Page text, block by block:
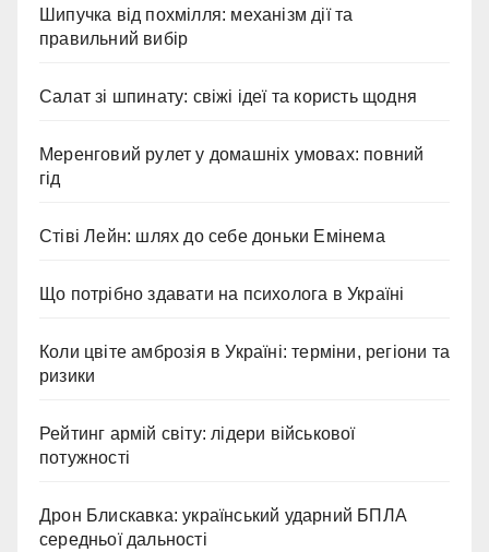
Шипучка від похмілля: механізм дії та
правильний вибір
Салат зі шпинату: свіжі ідеї та користь щодня
Меренговий рулет у домашніх умовах: повний
гід
Стіві Лейн: шлях до себе доньки Емінема
Що потрібно здавати на психолога в Україні
Коли цвіте амброзія в Україні: терміни, регіони та
ризики
Рейтинг армій світу: лідери військової
потужності
Дрон Блискавка: український ударний БПЛА
середньої дальності